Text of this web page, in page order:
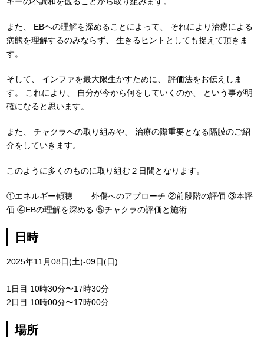
また、 EBへの理解を深めることによって、
それにより治療による
病態を理解するのみならず、
生きるヒントとしても捉えて頂きま
す。
そして、 インファを最大限生かすために、
評価法をお伝えしま
す。
これにより、 自分が今から何をしていくのか、
という事が明
確になると思います。
また、 チャクラへの取り組みや、
治療の際重要となる隔膜のご紹
介をしていきます。
このように多くのものに取り組む２日間となります。
①エネルギー傾聴 外傷へのアプローチ ②前段階の評価 ③本評
価 ④EBの理解を深める ⑤チャクラの評価と施術
日時
2025年11月08日(土)-09日(日)
1日目 10時30分〜17時30分
2日目 10時00分〜17時00分
場所